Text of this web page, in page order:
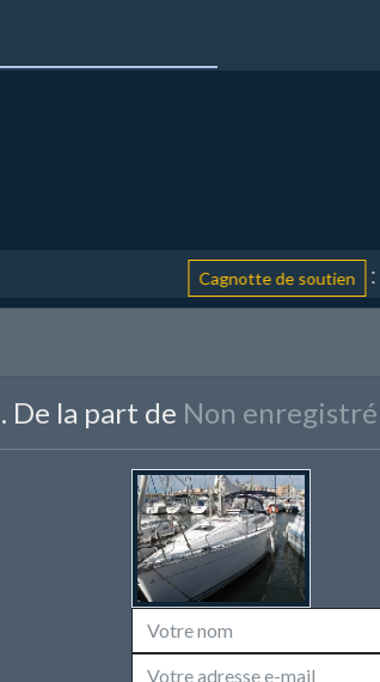
Cagnotte de soutien :
De la part de Non enregistré